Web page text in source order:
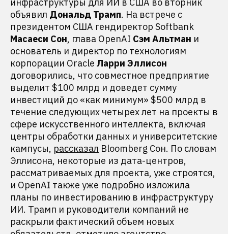
объявил Дональд Трамп. На встрече с
президентом США гендиректор Softbank
Масаеси Сон, глава OpenAI Сэм Альтман и
основатель и директор по технологиям
корпорации Oracle Ларри Эллисон
договорились, что совместное предприятие
выделит $100 млрд и доведет сумму
инвестиций до «как минимум» $500 млрд в
течение следующих четырех лет на проекты в
сфере искусственного интеллекта, включая
центры обработки данных и университетские
кампусы, рассказал Bloomberg Сон. По словам
Эллисона, некоторые из дата-центров,
рассматриваемых для проекта, уже строятся,
и OpenAI также уже подробно изложила
планы по инвестированию в инфраструктуру
ИИ. Трамп и руководители компаний не
раскрыли фактический объем новых